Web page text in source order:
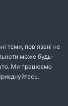
теми, пов'язані не
може будь-
Ми працюємо